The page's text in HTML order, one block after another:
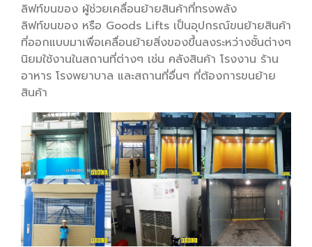
ลิฟท์ขนของ ผู้ช่วยเคลื่อนย้ายสินค้าที่ทรงพลัง
ลิฟท์ขนของ หรือ Goods Lifts เป็นอุปกรณ์ขนย้ายสินค้า
ที่ออกแบบมาเพื่อเคลื่อนย้ายสิ่งของขึ้นลงระหว่างชั้นต่างๆ
นิยมใช้งานในสถานที่ต่างๆ เช่น คลังสินค้า โรงงาน ร้าน
อาหาร โรงพยาบาล และสถานที่อื่นๆ ที่ต้องการขนย้าย
สินค้า